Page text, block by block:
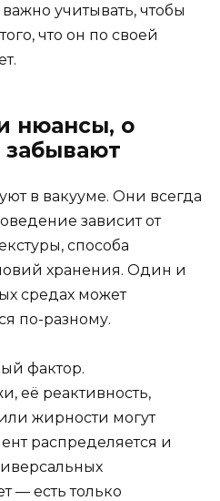
учитывать, чтобы
что он по своей
нюансы, о
забывают
в вакууме. Они всегда
зависит от
способа
хранения. Один и
средах может
по-разному.
фактор.
её реактивность,
жирности могут
распределяется и
— есть только